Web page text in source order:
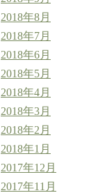
2018年8月
2018年7月
2018年6月
2018年5月
2018年4月
2018年3月
2018年2月
2018年1月
2017年12月
2017年11月